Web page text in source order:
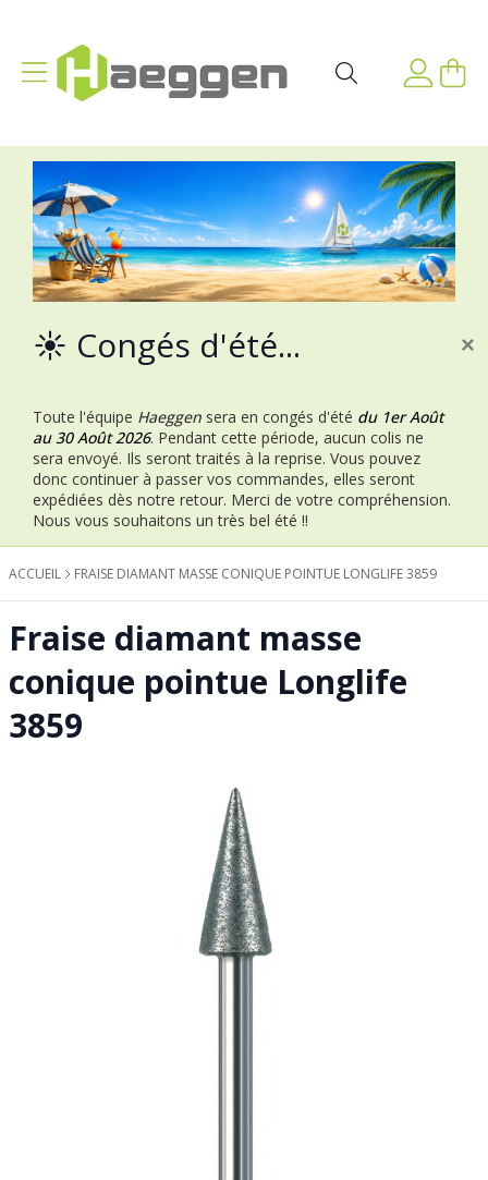
Affichage navigation Mon
☀️ Congés d'été...
Toute l'équipe Haeggen sera en congés d'été du 1er Août
au 30 Août 2026. Pendant cette période, aucun colis ne
sera envoyé. Ils seront traités à la reprise. Vous pouvez
donc continuer à passer vos commandes, elles seront
expédiées dès notre retour. Merci de votre compréhension.
Nous vous souhaitons un très bel été !!
×
ACCUEIL FRAISE DIAMANT MASSE CONIQUE POINTUE LONGLIFE 3859
Fraise diamant masse
conique pointue Longlife
3859